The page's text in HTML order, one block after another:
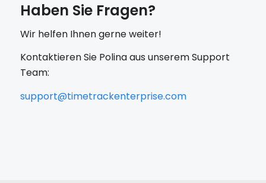
Haben Sie Fragen?
Wir helfen Ihnen gerne weiter!
Kontaktieren Sie Polina aus unserem Support
Team:
support@timetrackenterprise.com